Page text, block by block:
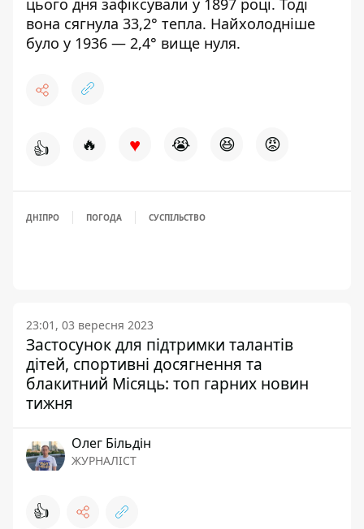
цього дня зафіксували у 1897 році. Тоді
вона сягнула 33,2° тепла. Найхолодніше
було у 1936 — 2,4° вище нуля.
👍 🔥 ♥ 😭 😆 😡
ДНІПРО ПОГОДА СУСПІЛЬСТВО
23:01, 03 вересня 2023
Застосунок для підтримки талантів
дітей, спортивні досягнення та
блакитний Місяць: топ гарних новин
тижня
Олег Більдін
ЖУРНАЛІСТ
👍